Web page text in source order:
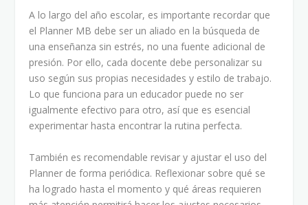
A lo largo del año escolar, es importante recordar que
el Planner MB debe ser un aliado en la búsqueda de
una enseñanza sin estrés, no una fuente adicional de
presión. Por ello, cada docente debe personalizar su
uso según sus propias necesidades y estilo de trabajo.
Lo que funciona para un educador puede no ser
igualmente efectivo para otro, así que es esencial
experimentar hasta encontrar la rutina perfecta.
También es recomendable revisar y ajustar el uso del
Planner de forma periódica. Reflexionar sobre qué se
ha logrado hasta el momento y qué áreas requieren